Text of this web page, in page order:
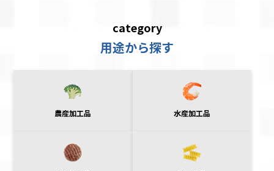
category
用途から探す
農産加工品 水産加工品